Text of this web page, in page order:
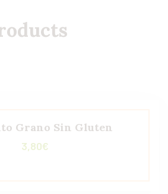
Grano Sin Gluten
3,80€